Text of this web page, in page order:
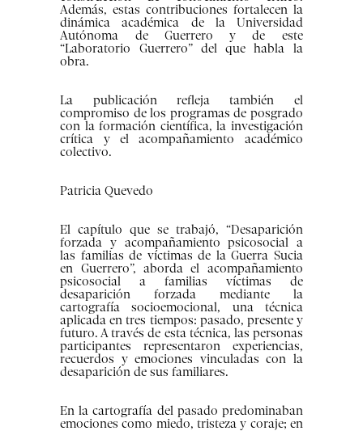
Además, estas contribuciones fortalecen la
dinámica académica de la Universidad
Autónoma de Guerrero y de este
“Laboratorio Guerrero” del que habla la
obra.
La publicación refleja también el
compromiso de los programas de posgrado
con la formación científica, la investigación
crítica y el acompañamiento académico
colectivo.
Patricia Quevedo
El capítulo que se trabajó, “Desaparición
forzada y acompañamiento psicosocial a
las familias de víctimas de la Guerra Sucia
en Guerrero”, aborda el acompañamiento
psicosocial a familias víctimas de
desaparición forzada mediante la
cartografía socioemocional, una técnica
aplicada en tres tiempos: pasado, presente y
futuro. A través de esta técnica, las personas
participantes representaron experiencias,
recuerdos y emociones vinculadas con la
desaparición de sus familiares.
En la cartografía del pasado predominaban
emociones como miedo, tristeza y coraje; en